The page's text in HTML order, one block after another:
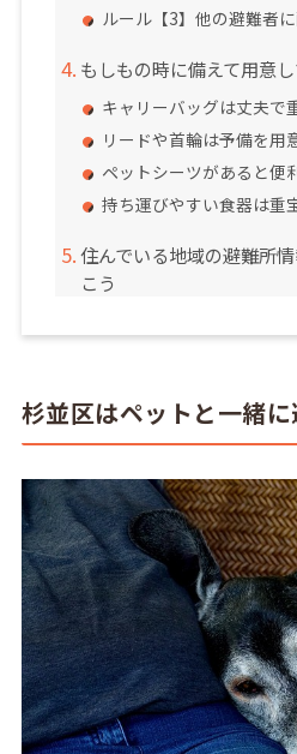
ルール【3】他の避難者
もしもの時に備えて用意
キャリーバッグは丈夫で
リードや首輪は予備を用
ペットシーツがあると便
持ち運びやすい食器は重
住んでいる地域の避難所
こう
杉並区はペットと一緒に